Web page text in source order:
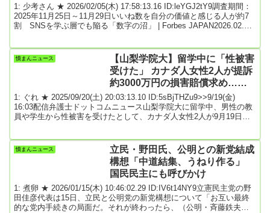
1: 少考さん ★ 2026/02/05(木) 17:58:13.16 ID:leYGJ2tY9調査期間：
2025年11月25日～11月29日いいね数を自分の価値と感じる人が約7
割 SNSを学ぶ層でも陥る「数字の沼」 | Forbes JAPAN2026.02.05
る。いいね数が伸びないと、なんとなく落ち込んでしまう。そんな
経験に心当た...
憤まんニュース
【山梨学院大】留学中に「性被害
受けた」 カナダ人女性2人が提訴
約3000万円の損害賠償求め…東
京地裁 今年5月にもアメリカ人
女性が提訴
1: ぐれ ★ 2025/09/20(土) 20:03:13.10 ID:5sBjTHZu9>>9/19(金)
16:03配信弁護士ドットコムニュース山梨学院大に留学中、男性の教
員や学生から性被害を受けたとして、カナダ人女性2人が9月19日、
かったものとして取り扱い、隠ぺいしてきた」と批判。適切な対策
をとらなかったとして安全配慮義務違反などを主張している。山梨
憤まんニュース
立民・野田氏、公明との新党結成
構想「中道結集、うねり作る」
国民民主にも呼びかけ
1: 煮卵 ★ 2026/01/15(木) 10:46:02.29 ID:IV6t14NY9立憲民主党の野
田佳彦代表は15日、立民と公明党の新党構想について「お互い最終
的な党内手続きの局面だ。それが終わったら、（公明・斉藤鉄夫代